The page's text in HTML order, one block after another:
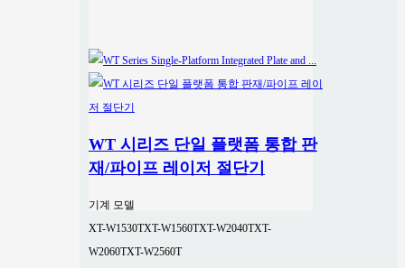
WT 시리즈 단일 플랫폼 통합 판
재/파이프 레이저 절단기
기계 모델
XT-W1530TXT-W1560TXT-W2040TXT-
W2060TXT-W2560T